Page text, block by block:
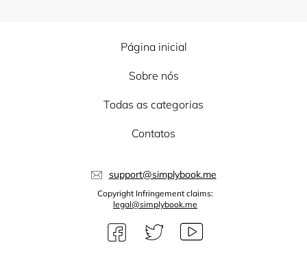
Página inicial
Sobre nós
Todas as categorias
Contatos
support@simplybook.me
Copyright Infringement claims:
legal@simplybook.me